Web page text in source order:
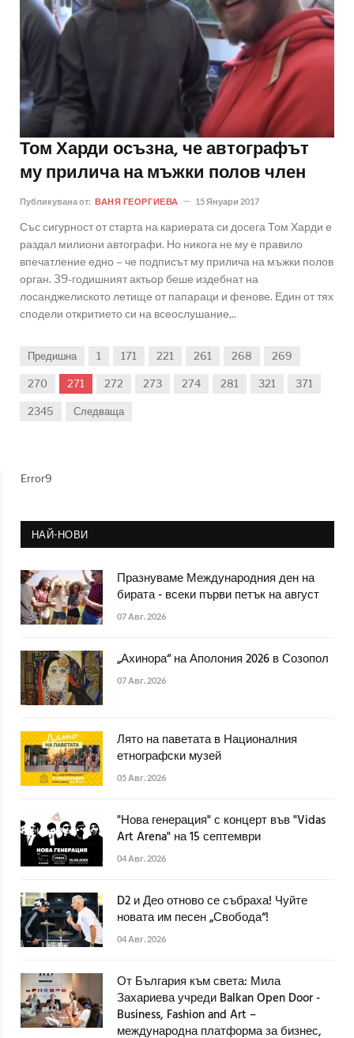
Том Харди осъзна, че автографът
му прилича на мъжки полов член
Публикувана от: ВАНЯ ГЕОРГИЕВА 15 Януари 2017
Със сигурност от старта на кариерата си досега Том Харди е
раздал милиони автографи. Но никога не му е правило
впечатление едно – че подписът му прилича на мъжки полов
орган. 39-годишният актьор беше издебнат на
лосанджелиското летище от папараци и фенове. Един от тях
сподели откритието си на всеослушание,..
Предишна 1 171 221 261 268 269
270 271 272 273 274 281 321 371
2345 Следваща
Error9
НАЙ-НОВИ
Празнуваме Международния ден на
бирата - всеки първи петък на август
07 Авг. 2026
„Ахинора“ на Аполония 2026 в Созопол
07 Авг. 2026
Лято на паветата в Националния
етнографски музей
05 Авг. 2026
"Нова генерация" с концерт във "Vidas
Art Arena" на 15 септември
04 Авг. 2026
D2 и Део отново се събраха! Чуйте
новата им песен „Свобода“!
04 Авг. 2026
От България към света: Мила
Захариева учреди Balkan Open Door -
Business, Fashion and Art –
международна платформа за бизнес,